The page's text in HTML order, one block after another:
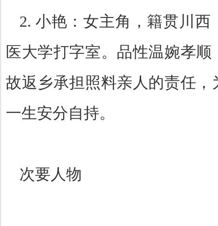
2. 小艳：女主角，籍贯川西
医大学打字室。品性温婉孝
故返乡承担照料亲人的责任
一生安分自持。
次要人物